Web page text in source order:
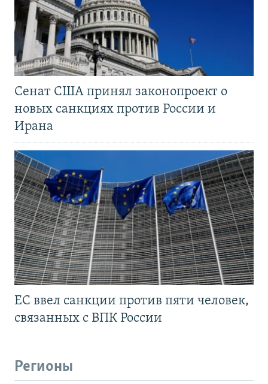
Сенат США принял законопроект о
новых санкциях против России и
Ирана
ЕС ввел санкции против пяти человек,
связанных с ВПК России
Регионы